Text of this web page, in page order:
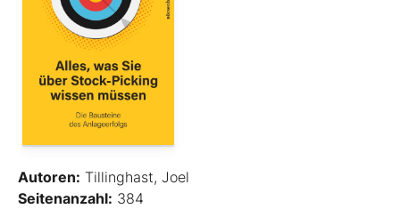
Autoren: Tillinghast, Joel
Seitenanzahl: 384